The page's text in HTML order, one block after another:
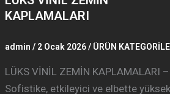
KAPLAMALARI
admin/ 2 Ocak 2026/ ÜRÜN
LÜKS VİNİL ZEMİN KAPLAMALARI
Sofistike, etkileyici ve elbette yüksek